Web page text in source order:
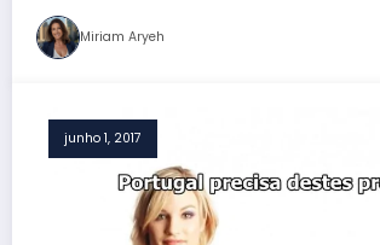
Miriam Aryeh
junho 1, 2017